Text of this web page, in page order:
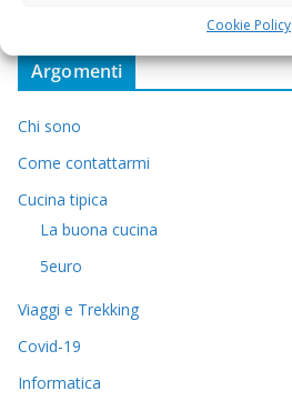
Cookie Policy
Argomenti
Chi sono
Come contattarmi
Cucina tipica
La buona cucina
5euro
Viaggi e Trekking
Covid-19
Informatica